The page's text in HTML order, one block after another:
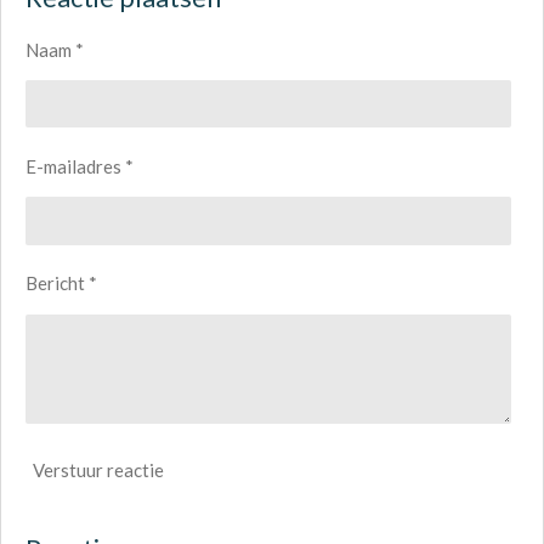
n
e
n
Naam *
E-mailadres *
Bericht *
Verstuur reactie